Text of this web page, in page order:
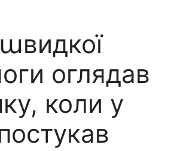
оглядав
коли у